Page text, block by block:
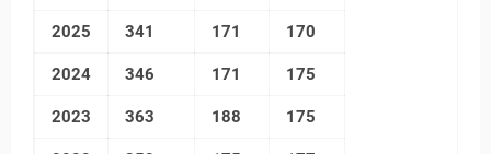
2025 341 171 170
2024 346 171 175
2023 363 188 175